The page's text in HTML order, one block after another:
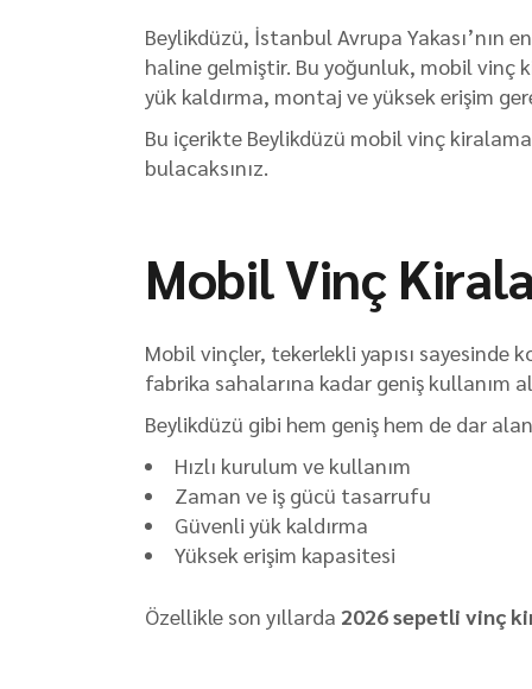
Beylikdüzü, İstanbul Avrupa Yakası’nın
haline gelmiştir. Bu yoğunluk, mobil vinç
yük kaldırma, montaj ve yüksek erişim
Bu içerikte Beylikdüzü mobil vinç
bulacaksınız.
Mobil Vinç
Mobil vinçler, tekerlekli yapısı sayesinde
fabrika sahalarına kadar geniş kullanım
Beylikdüzü gibi hem geniş hem de dar
Hızlı kurulum ve kullanım
Zaman ve iş gücü tasarrufu
Güvenli yük kaldırma
Yüksek erişim kapasitesi
Özellikle son yıllarda 2026 sepetli vinç